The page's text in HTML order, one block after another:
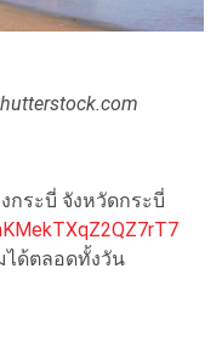
กระบี่ จังหวัดกระบี่
ได้ตลอดทั้งวัน